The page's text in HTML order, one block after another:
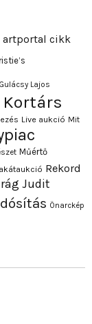
artportal cikk
Gulácsy Lajos
Kortárs
Live aukció Mit
Műértő
Rekord
Judit
Önarckép